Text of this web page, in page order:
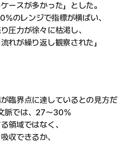
ースが多かった」とした。
のレンジで指標が横ばい、
圧力が徐々に枯渇し、
れが繰り返し観察された」
臨界点に達しているとの見方だ
脈では、27〜30%
領域ではなく、
収できるか、